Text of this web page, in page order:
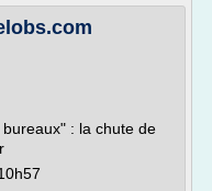
: la chute de